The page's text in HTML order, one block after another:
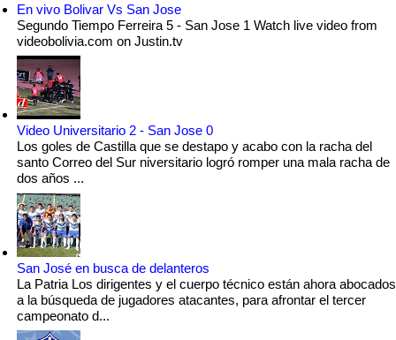
En vivo Bolivar Vs San Jose
Segundo Tiempo Ferreira 5 - San Jose 1 Watch live video from
videobolivia.com on Justin.tv
Video Universitario 2 - San Jose 0
Los goles de Castilla que se destapo y acabo con la racha del
santo Correo del Sur niversitario logró romper una mala racha de
dos años ...
San José en busca de delanteros
La Patria Los dirigentes y el cuerpo técnico están ahora abocados
a la búsqueda de jugadores atacantes, para afrontar el tercer
campeonato d...